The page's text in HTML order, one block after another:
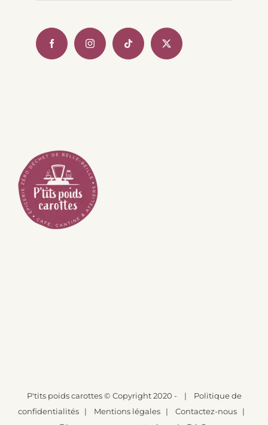
P'tits poids carottes© Copyright 2020 - | Politique de
confidentialités | Mentions légales | Contactez-nous |